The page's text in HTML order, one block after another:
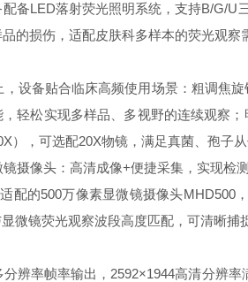
备LED落射荧光照明系统，支持B/G/
的损伤，适配皮肤科多样本的荧光观察
，设备贴合临床高频使用场景：粗调焦
轻松实现多样品、多视野的连续观察
），可选配20X物镜，满足真菌、孢
镜摄像头：高清成像+便捷采集，实现检
配的500万像素显微镜摄像头MHD500
微镜荧光观察波段高度匹配，可清晰
分辨率帧率输出，2592×1944高清分辨